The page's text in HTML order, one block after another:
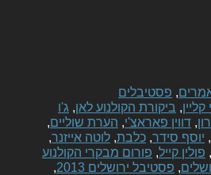
, פסטיבלים
קליין, ביקורת הקולנוע לאן, ג'ו
, דווין פאראצ'י, הערת שוליים,
, יוסף סידר, כלבת, לוטה אייזנר,
, פולין קייל, פורום מבקרי הקולנוע
, פסטיבל ירושלים 2013
,